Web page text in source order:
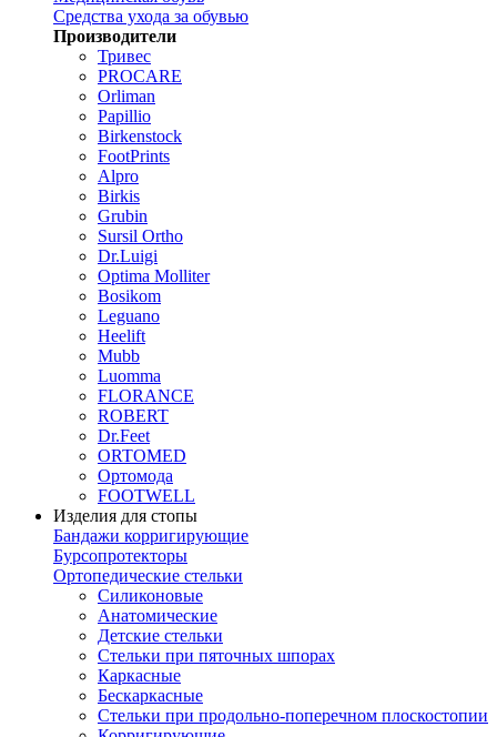
Средства ухода за обувью
Производители
Тривес
PROCARE
Orliman
Papillio
Birkenstock
FootPrints
Alpro
Birkis
Grubin
Sursil Ortho
Dr.Luigi
Optima Molliter
Bosikom
Leguano
Heelift
Mubb
Luomma
FLORANCE
ROBERT
Dr.Feet
ORTOMED
Ортомода
FOOTWELL
Изделия для стопы
Бандажи корригирующие
Бурсопротекторы
Ортопедические стельки
Силиконовые
Анатомические
Детские стельки
Стельки при пяточных шпорах
Каркасные
Бескаркасные
Стельки при продольно-поперечном плоскостопии